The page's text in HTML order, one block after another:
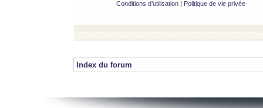
Conditions d’utilisation| Politique de vie privée
Index du forum